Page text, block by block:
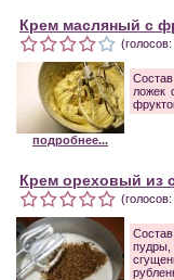
Крем масляный с
подробнее...
ложек
Крем ореховый из